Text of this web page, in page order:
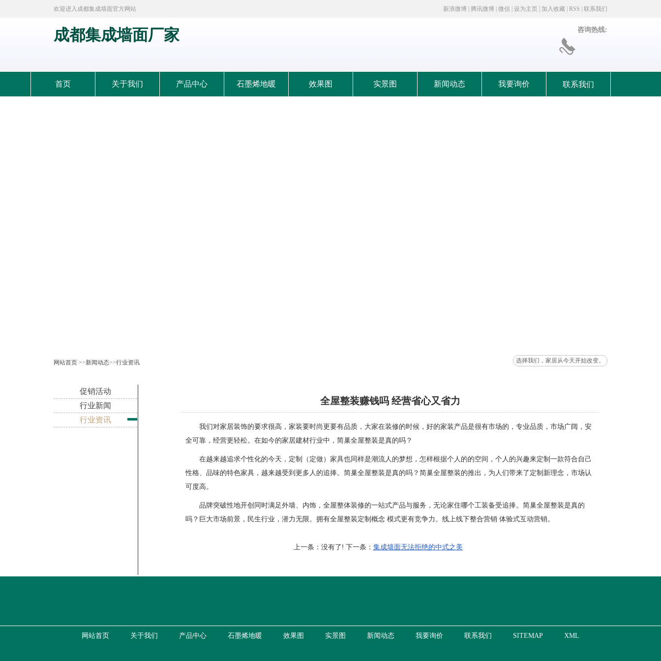
欢迎进入成都集成墙面官方网站 新浪微博 腾讯微博 微信 设为主页 加入收藏 RSS 联系我们
成都集成墙面厂家 咨询热线:
首页 关于我们 产品中心 石墨烯地暖 效果图 实景图 新闻动态 我要询价 联系我们
网站首页 >>新闻动态>>行业资讯 选择我们，家居从今天开始改变。
促销活动
行业新闻
行业资讯
全屋整装赚钱吗 经营省心又省力
我们对家居装饰的要求很高，家装要时尚更要有品质，大家在装修的时候，好的家装产品是很有市场的，专业品质，市场广阔，安
全可靠，经营更轻松。在如今的家居建材行业中，简巢全屋整装是真的吗？
在越来越追求个性化的今天，定制（定做）家具也同样是潮流人的梦想，怎样根据个人的的空间，个人的兴趣来定制一款符合自己
性格、品味的特色家具，越来越受到更多人的追捧。简巢全屋整装是真的吗？简巢全屋整装的推出，为人们带来了定制新理念，市场认
可度高。
品牌突破性地开创同时满足外墙、内饰，全屋整体装修的一站式产品与服务，无论家住哪个工装备受追捧。简巢全屋整装是真的
吗？巨大市场前景，民生行业，潜力无限。拥有全屋整装定制概念 模式更有竞争力。线上线下整合营销 体验式互动营销。
上一条：没有了! 下一条： 集成墙面无法拒绝的中式之美
网站首页 关于我们 产品中心 石墨烯地暖 效果图 实景图 新闻动态 我要询价 联系我们 SITEMAP XML